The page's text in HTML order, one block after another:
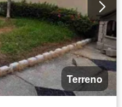
Terreno